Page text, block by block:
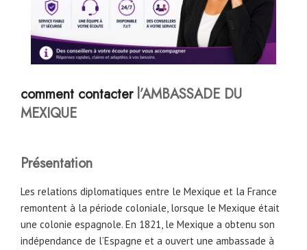
comment contacterl’AMBASSADE DU
MEXIQUE
Présentation
Les relations diplomatiques entre le Mexique et la France
remontent à la période coloniale, lorsque le Mexique était
une colonie espagnole. En 1821, le Mexique a obtenu son
indépendance de l’Espagne et a ouvert une ambassade à